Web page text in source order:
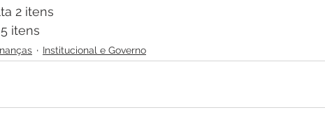
2 itens
itens
Institucional e Governo